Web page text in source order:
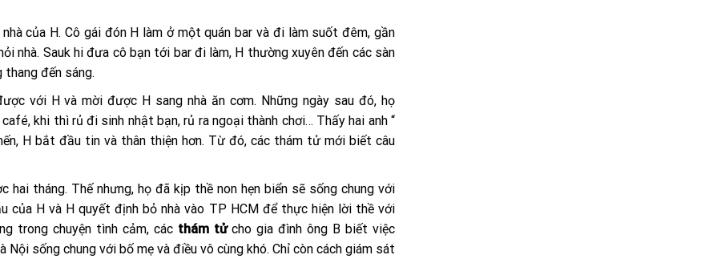
của H. Cô gái đón H làm ở một quán bar và đi làm suốt đêm, gần
nhà. Sauk hi đưa cô bạn tới bar đi làm, H thường xuyên đến các sàn
đến sáng.
với H và mời được H sang nhà ăn cơm. Những ngày sau đó, họ
khi thì rủ đi sinh nhật bạn, rủ ra ngoại thành chơi… Thấy hai anh “
H bắt đầu tin và thân thiện hơn. Từ đó, các thám tử mới biết câu
hai tháng. Thế nhưng, họ đã kịp thề non hẹn biển sẽ sống chung với
của H và H quyết định bỏ nhà vào TP HCM để thực hiện lời thề với
trong chuyện tình cảm, các thám tửcho gia đình ông B biết việc
sống chung với bố mẹ và điều vô cùng khó. Chỉ còn cách giám sát